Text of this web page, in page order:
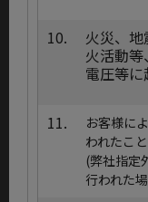
10.
火災、
火活動
電圧等に
11.
お客様に
われたこ
(弊社指定
行われた